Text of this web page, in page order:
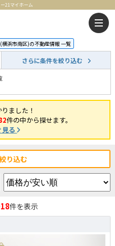
21マイホーム
横浜市南区)の不動産情報 一覧
さらに条件を絞り込む
ました！
件の中から探せます。
見る
り込む
件を表示